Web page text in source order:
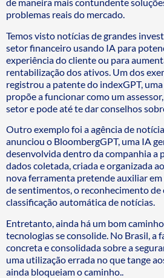
de maneira mais contundente
problemas reais do mercado.
Temos visto notícias de grandes
setor financeiro usando IA para
experiência do cliente ou para
rentabilização dos ativos. Um dos
registrou a patente do indexGPT,
propõe a funcionar como um
setor e pode até te dar conselhos
Outro exemplo foi a agência de
anunciou o BloombergGPT, uma IA
desenvolvida dentro da companhia a
dados coletada, criada e organizada
nova ferramenta pretende auxiliar
de sentimentos, o reconhecimento de
classificação automática de notícias.
Entretanto, ainda há um bom
tecnologias se consolide. No Brasil, a
concreta e consolidada sobre a
uma utilização errada no que tange
ainda bloqueiam o caminho..